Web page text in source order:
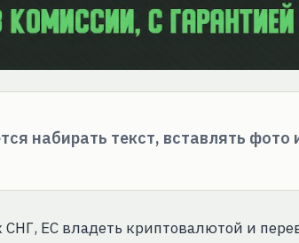
набирать текст, вставлять
СНГ, ЕС владеть криптовалютой и